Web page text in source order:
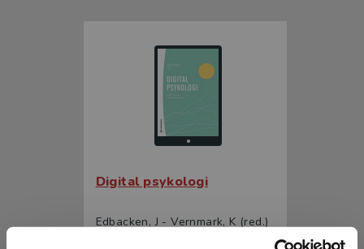
Digital psykologi
Edbacken, J - Vernmark, K (red.)